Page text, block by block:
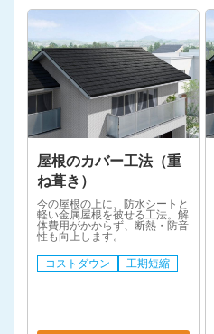
屋根のカバー工法（重
ね葺き）
今の屋根の上に、防水シートと
軽い金属屋根を被せる工法。解
体費用がかからず、断熱・防音
性も向上します。
コストダウン 工期短縮